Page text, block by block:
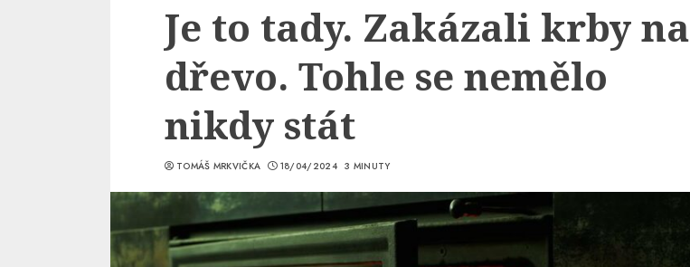
Je to tady. Zakázali krby na
dřevo. Tohle se nemělo
nikdy stát
TOMÁŠ MRKVIČKA 18/04/2024 3 MINUTY